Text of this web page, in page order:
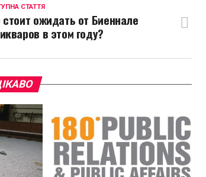
СТАТТЯ
стоит ожидать от Биеннале
в этом году?